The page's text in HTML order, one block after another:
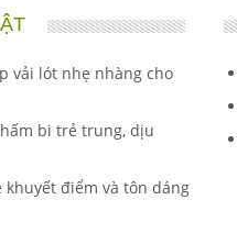
vải lót nhẹ nhàng cho
bi trẻ trung, dịu
khuyết điểm và tôn dáng